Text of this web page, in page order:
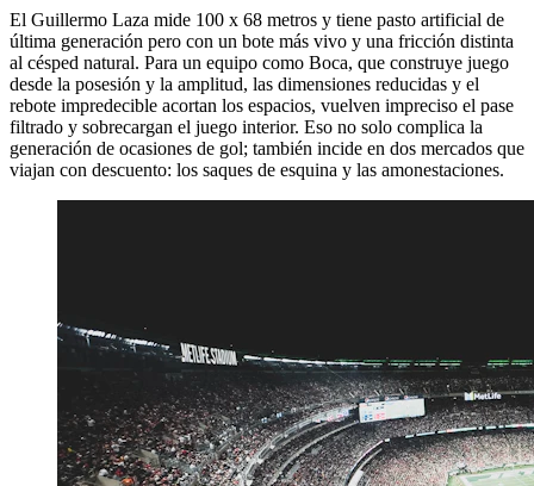
El Guillermo Laza mide 100 x 68 metros y tiene pasto artificial de
última generación pero con un bote más vivo y una fricción distinta
al césped natural. Para un equipo como Boca, que construye juego
desde la posesión y la amplitud, las dimensiones reducidas y el
rebote impredecible acortan los espacios, vuelven impreciso el pase
filtrado y sobrecargan el juego interior. Eso no solo complica la
generación de ocasiones de gol; también incide en dos mercados que
viajan con descuento: los saques de esquina y las amonestaciones.